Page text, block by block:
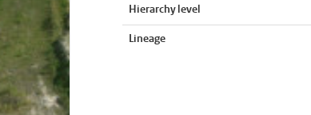
Hierarchy level
Lineage